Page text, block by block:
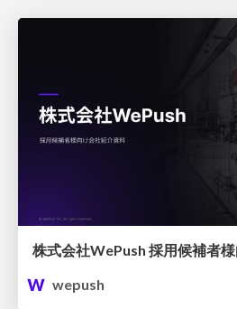
株式会社WePush 採用候補者
wepush